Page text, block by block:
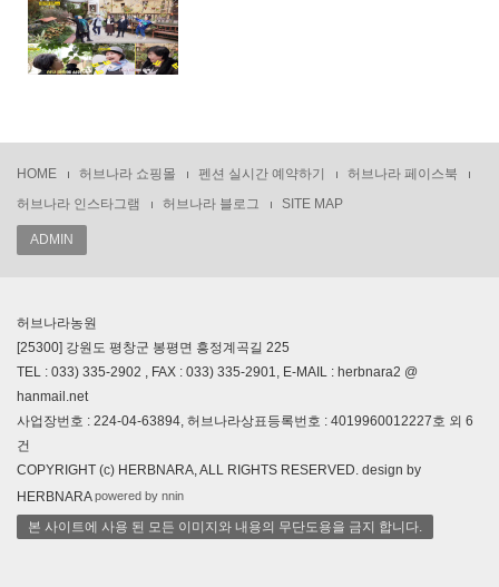
HOME 허브나라 쇼핑몰 펜션 실시간 예약하기
허브나라 페이스북
허브나라 인스타그램
허브나라 블로그 SITE MAP
ADMIN
허브나라농원
[25300] 강원도 평창군 봉평면 흥정계곡길 225
TEL : 033) 335-2902 , FAX : 033) 335-2901, E-MAIL : herbnara2 @
hanmail.net
사업장번호 : 224-04-63894, 허브나라상표등록번호 : 4019960012227호 외 6
건
COPYRIGHT (c) HERBNARA, ALL RIGHTS RESERVED. design by
HERBNARA powered by nnin
본 사이트에 사용 된 모든 이미지와 내용의 무단도용을 금지 합니다.